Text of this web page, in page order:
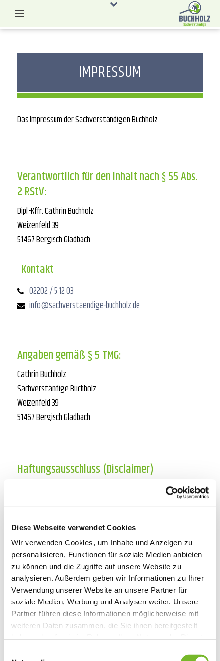
Diese Webseite verwendet Cookies
Wir verwenden Cookies, um Inhalte und Anzeigen zu
personalisieren, Funktionen für soziale Medien anbieten
zu können und die Zugriffe auf unsere Website zu
analysieren. Außerdem geben wir Informationen zu Ihrer
Verwendung unserer Website an unsere Partner für
soziale Medien, Werbung und Analysen weiter. Unsere
Partner führen diese Informationen möglicherweise mit
weiteren Daten zusammen, die Sie ihnen bereitgestellt
IMPRESSUM
Das Impressum der Sachverständigen Buchholz
Verantwortlich für den Inhalt nach § 55 Abs.
2 RStV:
Dipl.-Kffr. Cathrin Buchholz
Weizenfeld 39
51467 Bergisch Gladbach
Kontakt
02202 / 5 12 03
info@sachverstaendige-buchholz.de
Angaben gemäß § 5 TMG:
Cathrin Buchholz
Sachverständige Buchholz
Weizenfeld 39
51467 Bergisch Gladbach
Haftungsausschluss (Disclaimer)
Als Diensteanbieter sind wir gemäß § 7 Abs.1 TMG für eigene
Inhalte auf diesen Seiten nach den allgemeinen Gesetzen
verantwortlich. Nach §§ 8 bis 10 TMG sind wir als
Diensteanbieter jedoch nicht verpflichtet, übermittelte oder
gespeicherte fremde Informationen zu überwachen oder nach
Umständen zu forschen, die auf eine rechtswidrige Tätigkeit
hinweisen.
Verpflichtungen zur Entfernung oder Sperrung der Nutzung